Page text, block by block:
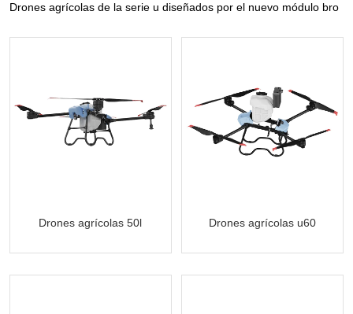
Drones agrícolas de la serie u diseñados por el nuevo módulo bro
Drones agrícolas 50l Drones agrícolas u60